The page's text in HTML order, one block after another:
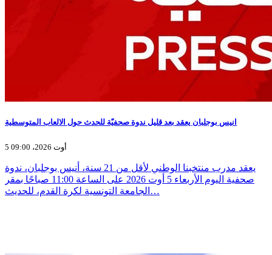
انيس بوجلبان يعقد بعد قليل ندوة صحفيّة للحدث حول الالعاب المتوسطية
5 أوت 2026، 09:00
يعقد مدرب منتخبنا الوطني لأقل من 21 سنة، أنيس بوجلبان، ندوة
صحفية اليوم الأربعاء 5 أوت 2026 على الساعة 11:00 صباحًا بمقر
الجامعة التونسية لكرة القدم، للحديث…